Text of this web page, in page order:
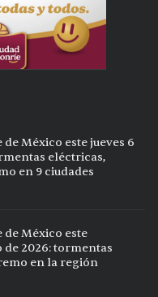
México este jueves 6
eléctricas,
en 9 ciudades
México este
de 2026: tormentas
en la región